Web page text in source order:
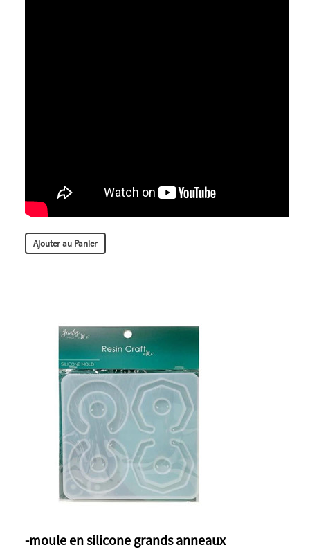
Ajouter au Panier
-moule en silicone grands anneaux